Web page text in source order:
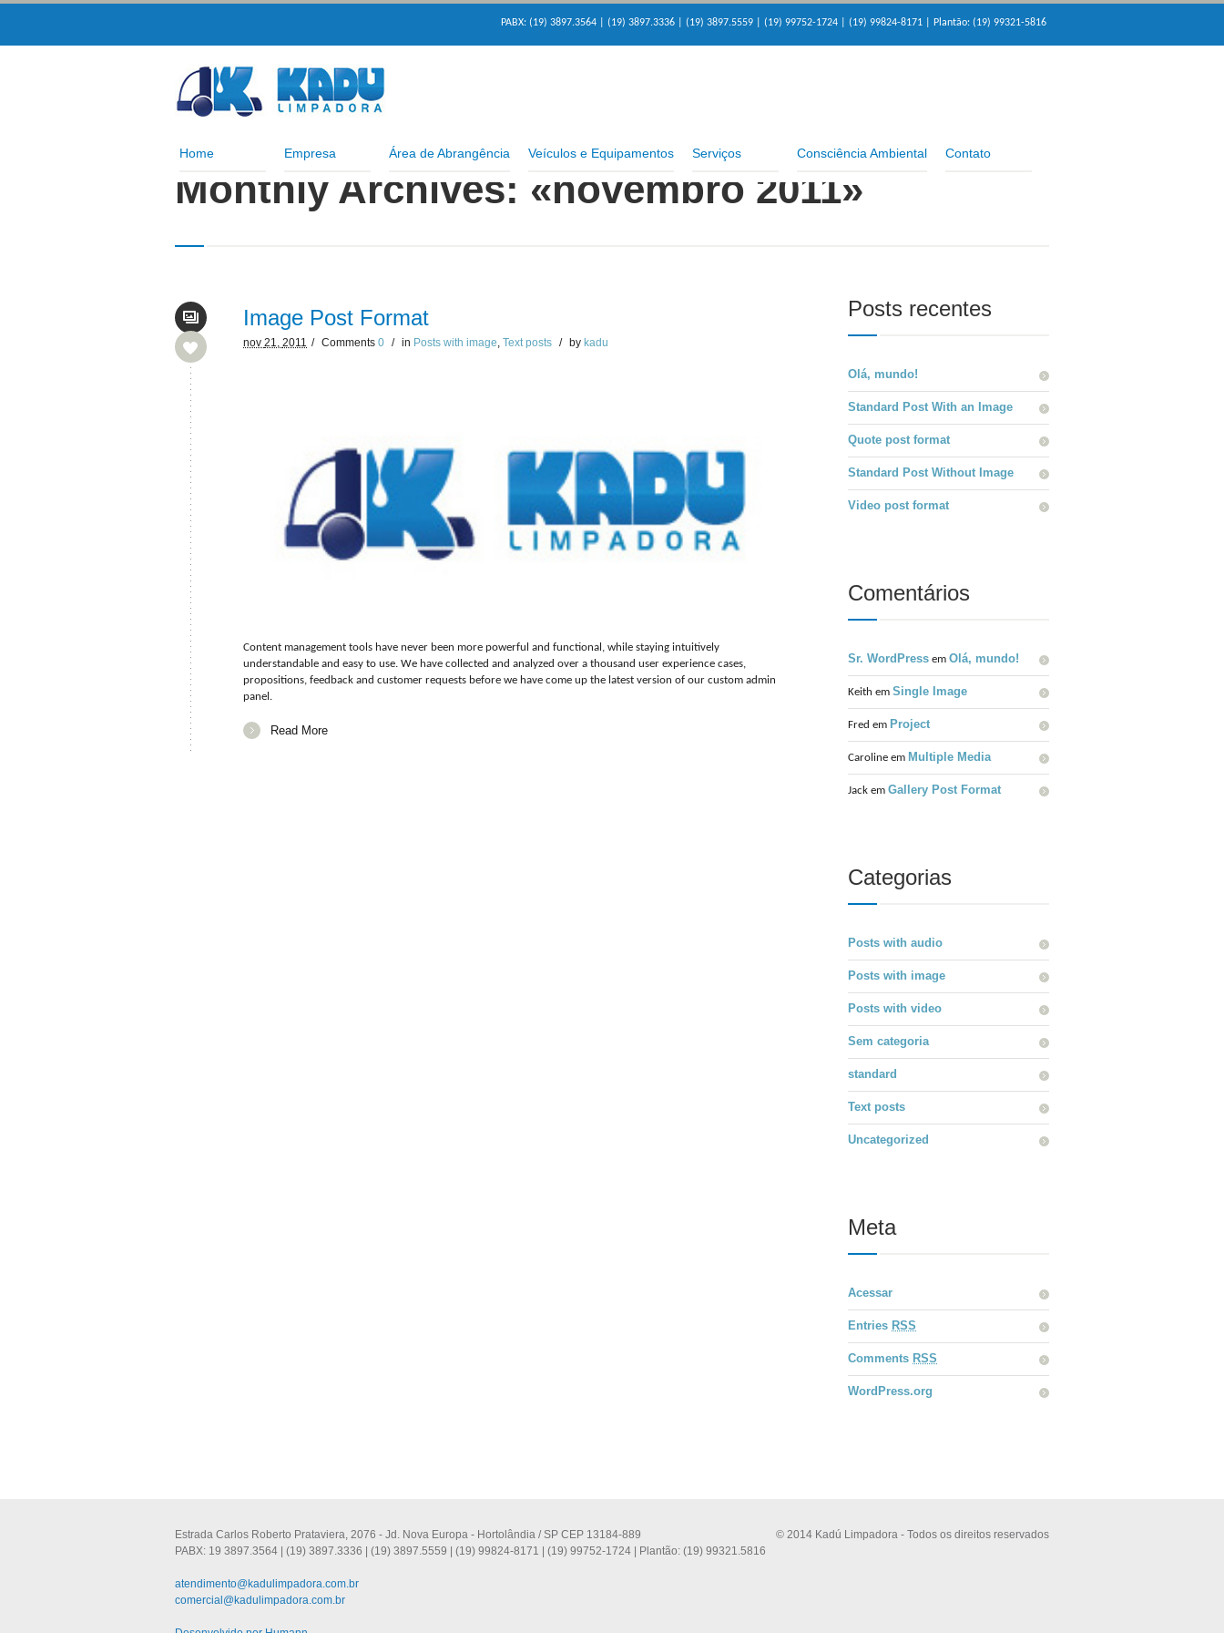
PABX: (19) 3897.3564 | (19) 3897.3336 | (19) 3897.5559 | (19) 99752-1724 | (19) 99824-8171 | Plantão: (19) 99321-5816
Home Empresa Área de Abrangência Veículos e Equipamentos Serviços Consciência Ambiental Contato
Monthly Archives: «novembro 2011»
Image Post Format
nov 21, 2011 / Comments 0 / in Posts with image, Text posts / by kadu
Content management tools have never been more powerful and functional, while staying intuitively
understandable and easy to use. We have collected and analyzed over a thousand user experience cases,
propositions, feedback and customer requests before we have come up the latest version of our custom admin
panel.
Read More
Posts recentes
Olá, mundo!
Standard Post With an Image
Quote post format
Standard Post Without Image
Video post format
Comentários
Sr. WordPress emOlá, mundo!
Keith emSingle Image
Fred em Project
Caroline em Multiple Media
Jack emGallery Post Format
Categorias
Posts with audio
Posts with image
Posts with video
Sem categoria
standard
Text posts
Uncategorized
Meta
Acessar
Entries RSS
Comments RSS
WordPress.org
© 2014 Kadú Limpadora - Todos os direitos reservados
Estrada Carlos Roberto Prataviera, 2076 - Jd. Nova Europa - Hortolândia / SP CEP 13184-889
PABX: 19 3897.3564 | (19) 3897.3336 | (19) 3897.5559 | (19) 99824-8171 | (19) 99752-1724 | Plantão: (19) 99321.5816
atendimento@kadulimpadora.com.br
comercial@kadulimpadora.com.br